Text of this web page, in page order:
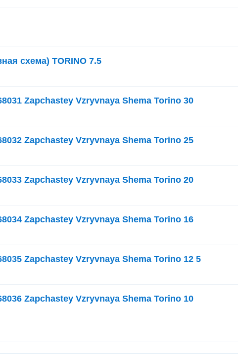
схема) TORINO 7.5
Zapchastey Vzryvnaya Shema Torino 30
Zapchastey Vzryvnaya Shema Torino 25
Zapchastey Vzryvnaya Shema Torino 20
Zapchastey Vzryvnaya Shema Torino 16
Zapchastey Vzryvnaya Shema Torino 12 5
Zapchastey Vzryvnaya Shema Torino 10